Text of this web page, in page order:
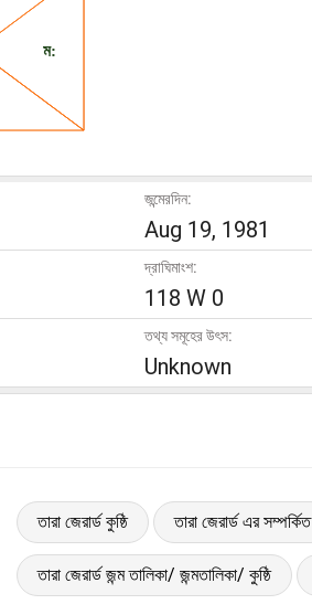
জন্মেরদিন:
Aug 19, 1981
দ্রাঘিমাংশ:
118 W 0
তথ্য সমূহের উৎস:
Unknown
তারা জেরার্ড কুষ্ঠি তারা জেরার্ড এর সম্পর্কিত
তারা জেরার্ড জন্ম তালিকা/ জন্মতালিকা/ কুষ্ঠি